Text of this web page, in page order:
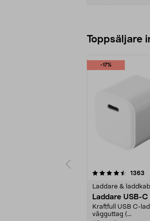
Toppsäljare
-17%
1363
Laddare &
Laddare USB-C
Kraftfull USB C-
vägguttag (...
4.5 av 5